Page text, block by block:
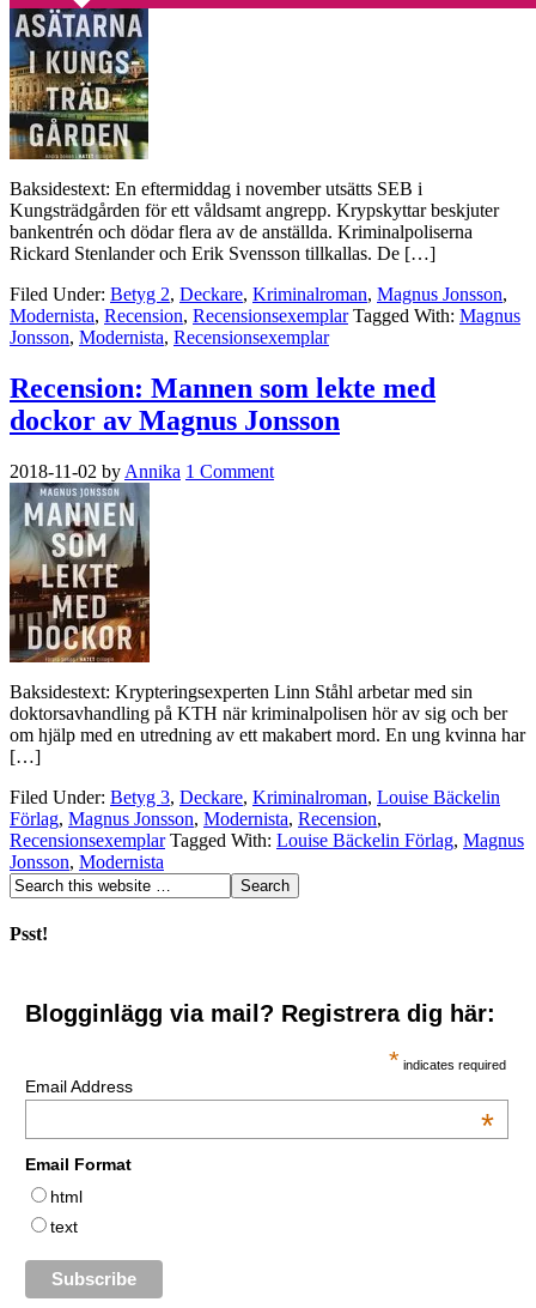
Baksidestext: En eftermiddag i november utsätts SEB i
Kungsträdgården för ett våldsamt angrepp. Krypskyttar beskjuter
bankentrén och dödar flera av de anställda. Kriminalpoliserna
Rickard Stenlander och Erik Svensson tillkallas. De […]
Filed Under: Betyg 2, Deckare, Kriminalroman, Magnus Jonsson,
Modernista, Recension, Recensionsexemplar Tagged With: Magnus
Jonsson, Modernista, Recensionsexemplar
Recension: Mannen som lekte med
dockor av Magnus Jonsson
2018-11-02 by Annika 1 Comment
Baksidestext: Krypteringsexperten Linn Ståhl arbetar med sin
doktorsavhandling på KTH när kriminalpolisen hör av sig och ber
om hjälp med en utredning av ett makabert mord. En ung kvinna har
[…]
Filed Under: Betyg 3, Deckare, Kriminalroman, Louise Bäckelin
Förlag, Magnus Jonsson, Modernista, Recension,
Recensionsexemplar Tagged With: Louise Bäckelin Förlag, Magnus
Jonsson, Modernista
Psst!
Blogginlägg via mail? Registrera dig här:
* indicates required
Email Address
*
Email Format
html
text